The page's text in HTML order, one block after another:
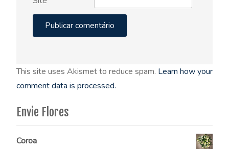
This site uses Akismet to reduce spam. Learn how your
comment data is processed.
Envie Flores
Coroa